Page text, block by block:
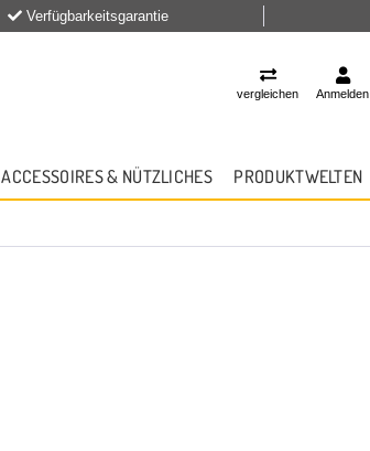
Verfügbarkeitsgarantie
vergleichen Anmelden
ACCESSOIRES & NÜTZLICHES PRODUKTWELTEN